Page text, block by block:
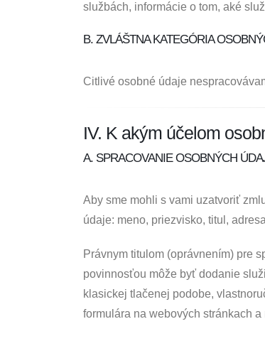
službách, informácie o tom, aké
B. ZVLÁŠTNA KATEGÓRIA
Citlivé osobné údaje
IV. K akým účelom
A. SPRACOVANIE OSOBNÝCH
Aby sme mohli s vami uzatvoriť
údaje: meno, priezvisko, titul,
Právnym titulom (oprávnením) pre
povinnosťou môže byť dodanie
klasickej tlačenej podobe,
formulára na webových stránkach